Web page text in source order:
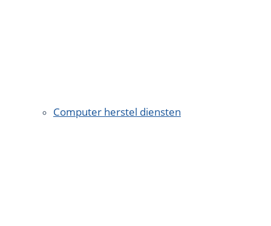
Computer herstel diensten